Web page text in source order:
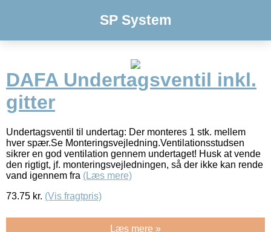
SP System
DAFA Undertagsventil inkl.
gitter
Undertagsventil til undertag: Der monteres 1 stk. mellem
hver spær.Se Monteringsvejledning.Ventilationsstudsen
sikrer en god ventilation gennem undertaget! Husk at vende
den rigtigt, jf. monteringsvejledningen, så der ikke kan rende
vand igennem fra (Læs mere)
73.75 kr. (Vis fragtpris)
Læs mere »